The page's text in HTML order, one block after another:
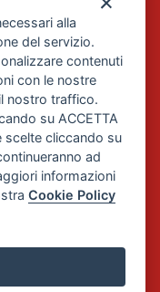
alla
del servizio.
contenuti
con le nostre
nostro traffico.
su ACCETTA
scelte cliccando su
ad
informazioni
Cookie Policy